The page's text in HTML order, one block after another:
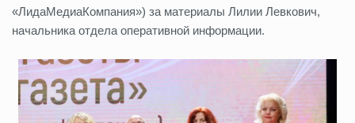
«ЛидаМедиаКомпания») за материалы Лилии Левкович,
начальника отдела оперативной информации.